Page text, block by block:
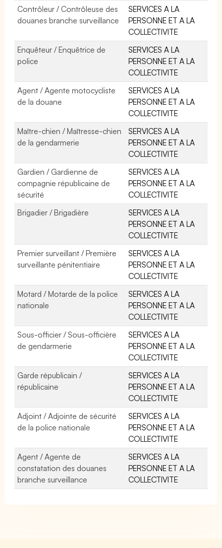
Contrôleur / Contrôleuse des
douanes branche surveillance
SERVICES A LA
PERSONNE ET A LA
COLLECTIVITE
Enquêteur / Enquêtrice de
police
SERVICES A LA
PERSONNE ET A LA
COLLECTIVITE
Agent / Agente motocycliste
de la douane
SERVICES A LA
PERSONNE ET A LA
COLLECTIVITE
Maître-chien / Maîtresse-chien
de la gendarmerie
SERVICES A LA
PERSONNE ET A LA
COLLECTIVITE
Gardien / Gardienne de
compagnie républicaine de
sécurité
SERVICES A LA
PERSONNE ET A LA
COLLECTIVITE
Brigadier / Brigadière
SERVICES A LA
PERSONNE ET A LA
COLLECTIVITE
Premier surveillant / Première
surveillante pénitentiaire
SERVICES A LA
PERSONNE ET A LA
COLLECTIVITE
Motard / Motarde de la police
nationale
SERVICES A LA
PERSONNE ET A LA
COLLECTIVITE
Sous-officier / Sous-officière
de gendarmerie
SERVICES A LA
PERSONNE ET A LA
COLLECTIVITE
Garde républicain /
républicaine
SERVICES A LA
PERSONNE ET A LA
COLLECTIVITE
Adjoint / Adjointe de sécurité
de la police nationale
SERVICES A LA
PERSONNE ET A LA
COLLECTIVITE
Agent / Agente de
constatation des douanes
branche surveillance
SERVICES A LA
PERSONNE ET A LA
COLLECTIVITE